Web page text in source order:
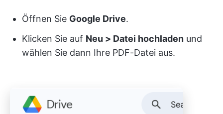
Öffnen Sie Google Drive.
Klicken Sie auf Neu > Datei hochladen und
wählen Sie dann Ihre PDF-Datei aus.